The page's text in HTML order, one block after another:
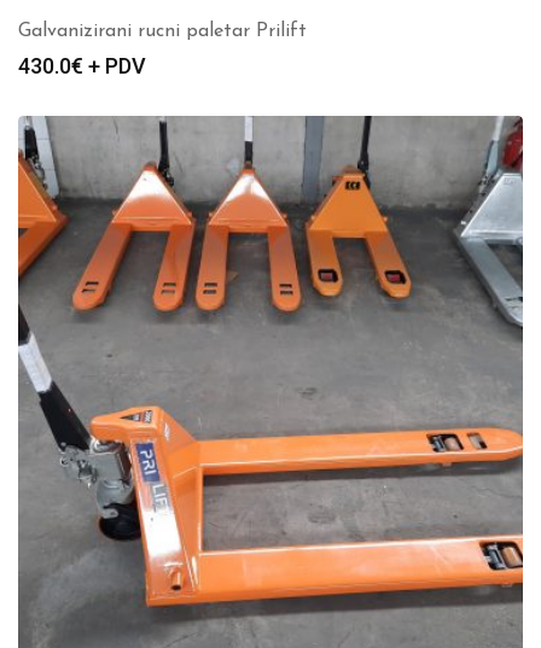
Galvanizirani rucni paletar Prilift
430.0€ + PDV